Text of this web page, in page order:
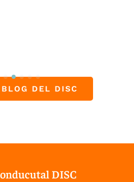
DEL DISC
DISC